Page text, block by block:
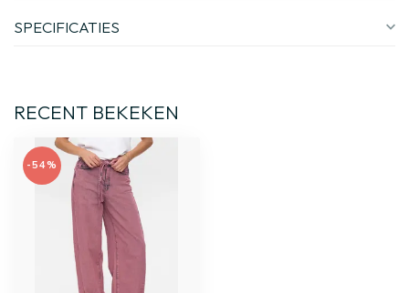
SPECIFICATIES
RECENT BEKEKEN
-54%